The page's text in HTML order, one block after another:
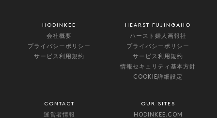
HODINKEE
会社概要
プライバシーポリシー
サービス利用規約
HEARST FUJINGAHO
ハースト婦人画報社
プライバシーポリシー
サービス利用規約
情報セキュリティ基本方針
COOKIE詳細設定
CONTACT
運営者情報
OUR SITES
HODINKEE.COM